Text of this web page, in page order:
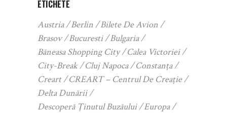
ETICHETE
Austria Berlin
Bilete De Avion
Brasov
Bucuresti
Bulgaria
Băneasa Shopping City
Calea Victoriei
City-Break
Cluj Napoca
Constanța
Creart
CREART – Centrul De Creație
Delta Dunării
Descoperă Ținutul Buzăului
Europa